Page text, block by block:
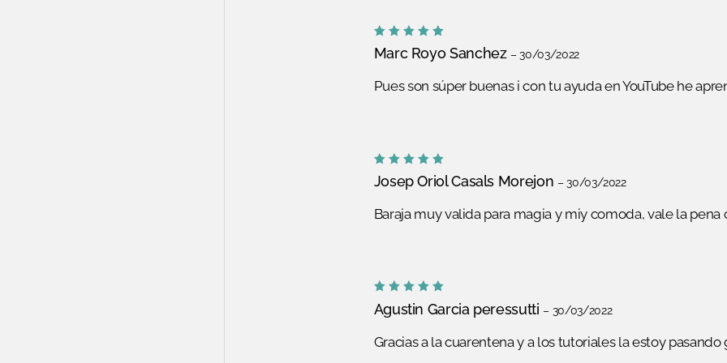
Valorado
con 5de
Marc Royo Sanchez – 30/03/2022
Pues son súper buenas i con tu ayuda en YouTube he
Valorado
con5de
Josep Oriol Casals Morejon – 30/03/2022
Baraja muy valida para magia y miy comoda, vale la pena
Valorado
con5de
Agustin Garcia peressutti – 30/03/2022
Gracias a la cuarentena y a los tutoriales la estoy